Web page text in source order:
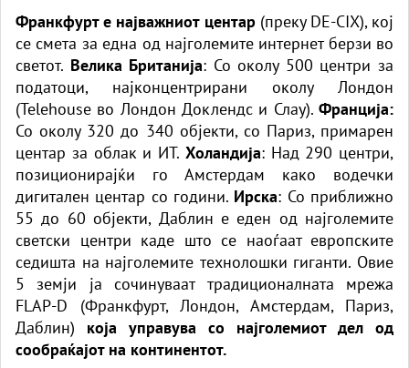
Франкфурт е најважниот центар(преку DE-CIX), кој
се смета за една од најголемите интернет берзи во
светот. Велика Британија: Со околу 500 центри за
податоци, најконцентрирани околу Лондон
(Telehouse во Лондон Доклендс и Слау). Франција:
Со околу 320 до 340 објекти, со Париз, примарен
центар за облак и ИТ. Холандија: Над 290 центри,
позиционирајќи го Амстердам како водечки
дигитален центар со години. Ирска: Со приближно
55 до 60 објекти, Даблин е еден од најголемите
светски центри каде што се наоѓаат европските
седишта на најголемите технолошки гиганти. Овие
5 земји ја сочинуваат традиционалната мрежа
FLAP-D (Франкфурт, Лондон, Амстердам, Париз,
Даблин) која управува со најголемиот дел од
сообраќајот на континентот.